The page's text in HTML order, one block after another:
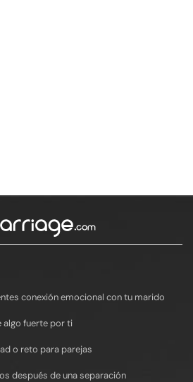
conexión emocional con tu marido
algo fuerte por ti
o reto para parejas
después de una separación